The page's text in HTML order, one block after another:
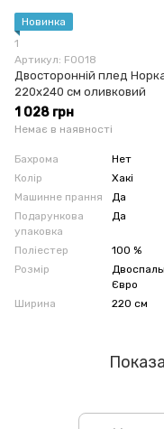
Новинка
1
Артикул: F0018
Двосторонній плед
220x240 см оливковий
1 028 грн
Немає в наявності
Бахрома
Нет
Колір
Хакі
Машинне прання
Да
Подарункова
упаковка
Да
Поліестер
100 %
Розмір
Євро
Ширина
220 см